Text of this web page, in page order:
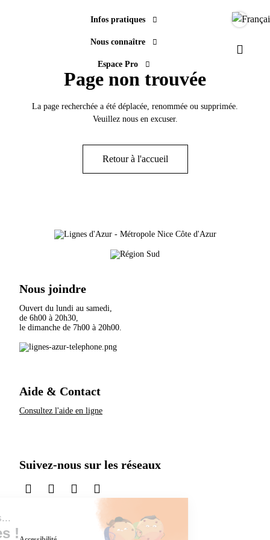
Infos pratiques
Nous connaître
Espace Pro
Page non trouvée
La page recherchée a été déplacée, renommée ou supprimée.
Veuillez nous en excuser.
Retour à l'accueil
Nous joindre
Ouvert du lundi au samedi,
de 6h00 à 20h30,
le dimanche de 7h00 à 20h00.
Aide & Contact
Consultez l'aide en ligne
Suivez-nous sur les réseaux
sur LinkedInsur Instagram
sur TikTok
sur X